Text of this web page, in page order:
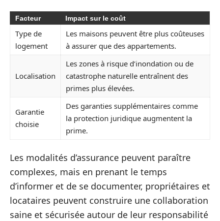
Facteur Impact sur le coût
Type de
logement
Les maisons peuvent être plus coûteuses
à assurer que des appartements.
Localisation
Les zones à risque d’inondation ou de
catastrophe naturelle entraînent des
primes plus élevées.
Garantie
choisie
Des garanties supplémentaires comme
la protection juridique augmentent la
prime.
Les modalités d’assurance peuvent paraître
complexes, mais en prenant le temps
d’informer et de se documenter, propriétaires et
locataires peuvent construire une collaboration
saine et sécurisée autour de leur responsabilité